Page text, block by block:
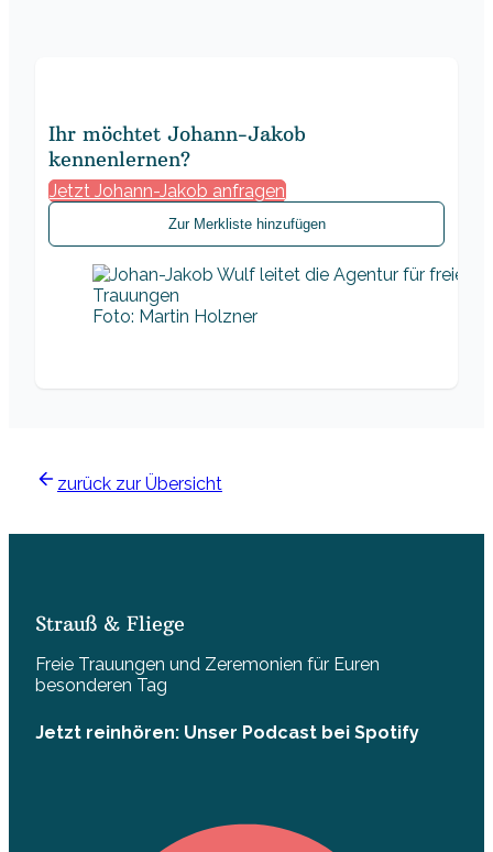
Ihr möchtet Johann-Jakob
kennenlernen?
Jetzt Johann-Jakob anfragen
Zur Merkliste hinzufügen
Foto: Martin Holzner
zurück zur Übersicht
Strauß & Fliege
Freie Trauungen und Zeremonien für Euren
besonderen Tag
Jetzt reinhören: Unser Podcast bei Spotify